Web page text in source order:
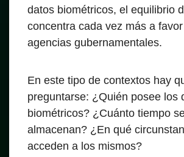
datos biométricos, el equilibrio
concentra cada vez más a
agencias gubernamentales.
En este tipo de contextos hay
preguntarse: ¿Quién posee los
biométricos? ¿Cuánto tiempo
almacenan? ¿En qué
acceden a los mismos?